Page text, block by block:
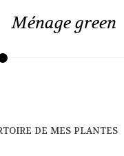
Ménage green
de mes plantes